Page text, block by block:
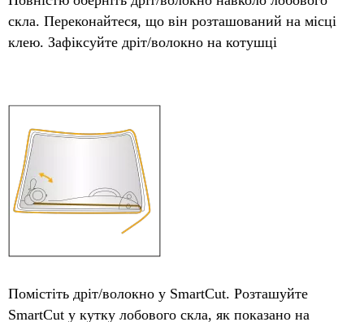
скла. Переконайтеся, що він розташований на місці
клею. Зафіксуйте дріт/волокно на котушці
Помістіть дріт/волокно у SmartCut. Розташуйте
SmartCut у кутку лобового скла, як показано на